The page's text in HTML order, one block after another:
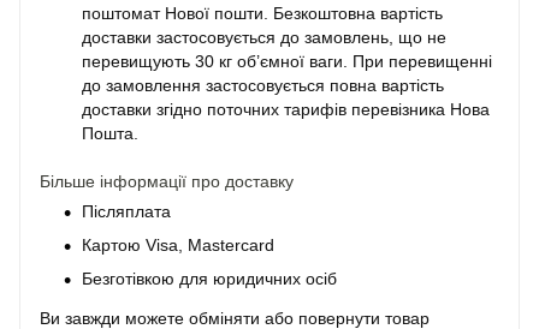
поштомат Нової пошти. Безкоштовна вартість
доставки застосовується до замовлень, що не
перевищують 30 кг об’ємної ваги. При перевищенні
до замовлення застосовується повна вартість
доставки згідно поточних тарифів перевізника Нова
Пошта.
Більше інформації про доставку
Післяплата
Картою Visa, Mastercard
Безготівкою для юридичних осіб
Ви завжди можете обміняти або повернути товар